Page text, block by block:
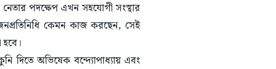
পদক্ষেপ এখন সহযোগী সংস্থার
কেমন কাজ করছেন, সেই
দিতে অভিষেক বন্দ্যোপাধ্যায় এবং